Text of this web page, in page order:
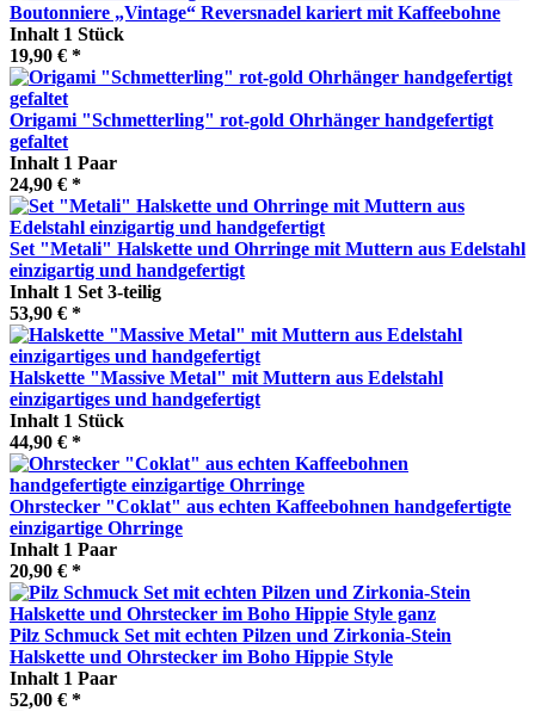
Boutonniere „Vintage“ Reversnadel kariert mit Kaffeebohne
Inhalt 1 Stück
19,90 € *
Origami "Schmetterling" rot-gold Ohrhänger handgefertigt
gefaltet
Inhalt 1 Paar
24,90 € *
Set "Metali" Halskette und Ohrringe mit Muttern aus Edelstahl
einzigartig und handgefertigt
Inhalt 1 Set 3-teilig
53,90 € *
Halskette "Massive Metal" mit Muttern aus Edelstahl
einzigartiges und handgefertigt
Inhalt 1 Stück
44,90 € *
Ohrstecker "Coklat" aus echten Kaffeebohnen handgefertigte
einzigartige Ohrringe
Inhalt 1 Paar
20,90 € *
Pilz Schmuck Set mit echten Pilzen und Zirkonia-Stein
Halskette und Ohrstecker im Boho Hippie Style
Inhalt 1 Paar
52,00 € *